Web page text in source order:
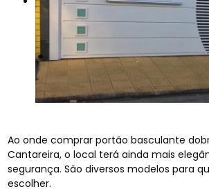
Ao onde comprar portão basculante
Cantareira, o local terá ainda mais
segurança. São diversos modelos para
escolher.